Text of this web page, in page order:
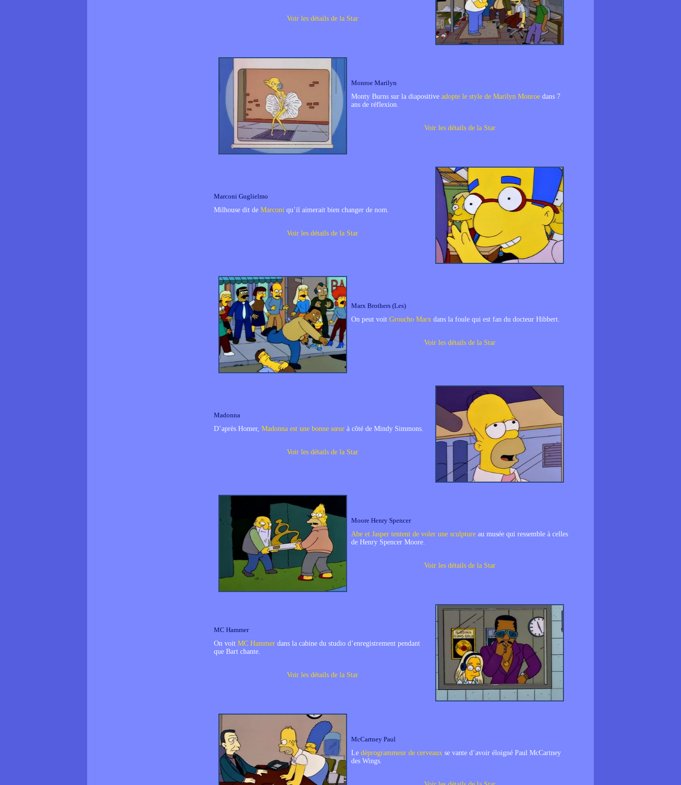
Voir les détails de la Star
Monroe Marilyn
Monty Burns sur la diapositive adopte le style de Marilyn Monroe dans 7
ans de réflexion.
Voir les détails de la Star
Marconi Guglielmo
Milhouse dit de Marconi qu’il aimerait bien changer de nom.
Voir les détails de la Star
Marx Brothers (Les)
On peut voit Groucho Marx dans la foule qui est fan du docteur Hibbert.
Voir les détails de la Star
Madonna
D’après Homer, Madonna est une bonne sœur à côté de Mindy Simmons.
Voir les détails de la Star
Moore Henry Spencer
Abe et Jasper tentent de voler une sculpture au musée qui ressemble à celles
de Henry Spencer Moore.
Voir les détails de la Star
MC Hammer
On voit MC Hammer dans la cabine du studio d’enregistrement pendant
que Bart chante.
Voir les détails de la Star
McCartney Paul
Le déprogrammeur de cerveaux se vante d’avoir éloigné Paul McCartney
des Wings.